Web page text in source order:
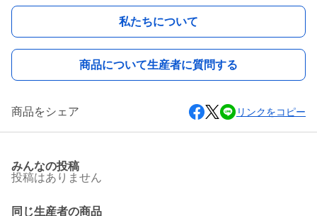
私たちについて
商品について生産者に質問する
商品をシェア リンクをコピー
みんなの投稿
投稿はありません
同じ生産者の商品